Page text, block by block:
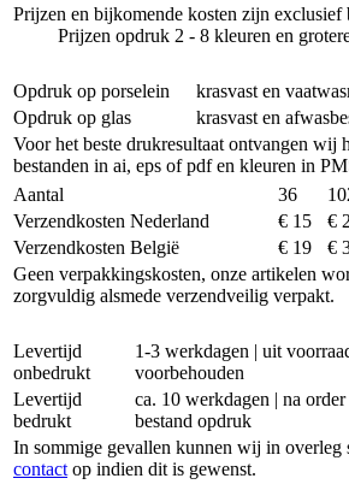
Prijzen en bijkomende kosten zijn exclusief
Prijzen opdruk 2 - 8 kleuren en
Opdruk op porselein
krasvast en
Opdruk op glas
krasvast en
Voor het beste drukresultaat ontvangen wij
bestanden in ai, eps of pdf en kleuren in
Aantal
36
Verzendkosten Nederland
€ 15 €
Verzendkosten België
€ 19 €
Geen verpakkingskosten, onze artikelen
zorgvuldig alsmede verzendveilig verpakt.
Levertijd
onbedrukt
1-3 werkdagen | uit
voorbehouden
Levertijd
bedrukt
ca. 10 werkdagen | na
bestand opdruk
In sommige gevallen kunnen wij in overleg
contact op indien dit is gewenst.